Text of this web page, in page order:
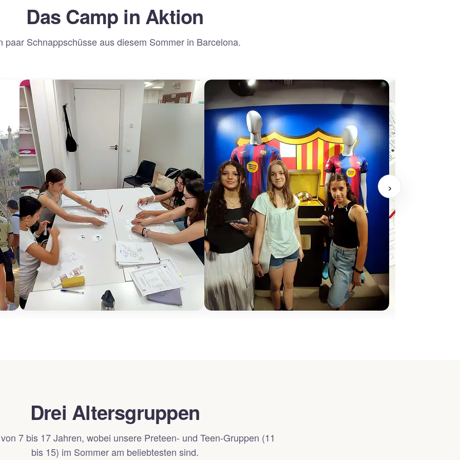
Das Camp in Aktion
paar Schnappschüsse aus diesem Sommer in Barcelona.
›
Drei Altersgruppen
7 bis 17 Jahren, wobei unsere Preteen- und Teen-Gruppen (11
bis 15) im Sommer am beliebtesten sind.